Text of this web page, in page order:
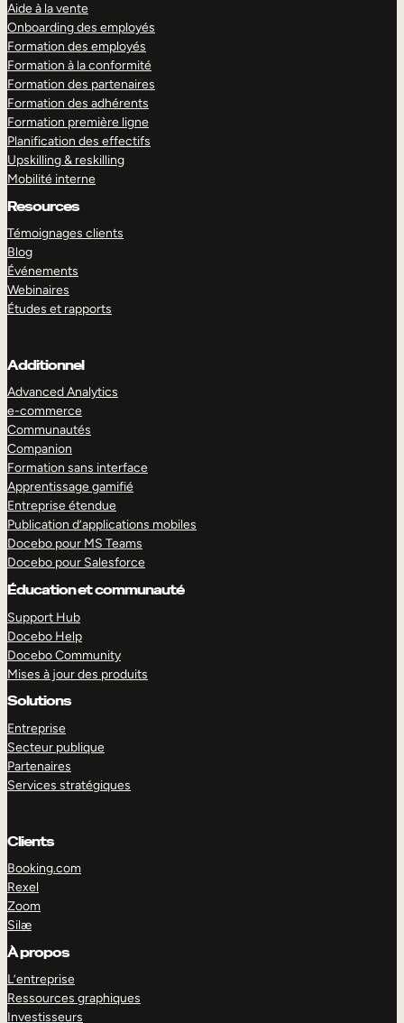
Aide à la vente
Onboarding des employés
Formation des employés
Formation à la conformité
Formation des partenaires
Formation des adhérents
Formation première ligne
Planification des effectifs
Upskilling & reskilling
Mobilité interne
Resources
Témoignages clients
Blog
Événements
Webinaires
Études et rapports
Additionnel
Advanced Analytics
e-commerce
Communautés
Companion
Formation sans interface
Apprentissage gamifié
Entreprise étendue
Publication d’applications mobiles
Docebo pour MS Teams
Docebo pour Salesforce
Éducation et communauté
Support Hub
Docebo Help
Docebo Community
Mises à jour des produits
Solutions
Entreprise
Secteur publique
Partenaires
Services stratégiques
Clients
Booking.com
Rexel
Zoom
Silæ
À propos
L’entreprise
Ressources graphiques
Investisseurs